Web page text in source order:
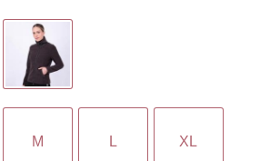
M L XL